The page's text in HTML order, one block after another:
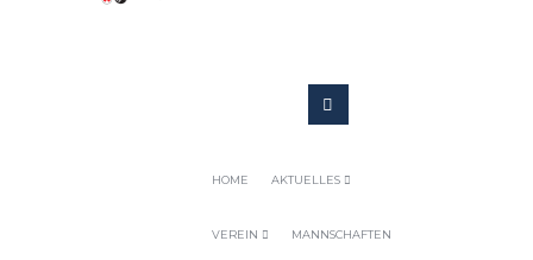
HOME AKTUELLES
VEREIN MANNSCHAFTEN